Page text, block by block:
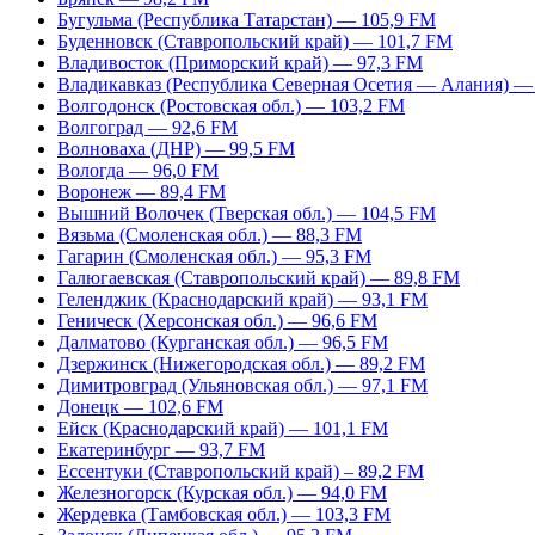
Бугульма (Республика Татарстан) — 105,9 FM
Буденновск (Ставропольский край) — 101,7 FM
Владивосток (Приморский край) — 97,3 FM
Владикавказ (Республика Северная Осетия — Алания)
Волгодонск (Ростовская обл.) — 103,2 FM
Волгоград — 92,6 FM
Волноваха (ДНР) — 99,5 FM
Вологда — 96,0 FM
Воронеж — 89,4 FM
Вышний Волочек (Тверская обл.) — 104,5 FM
Вязьма (Смоленская обл.) — 88,3 FM
Гагарин (Смоленская обл.) — 95,3 FM
Галюгаевская (Ставропольский край) — 89,8 FM
Геленджик (Краснодарский край) — 93,1 FM
Геническ (Херсонская обл.) — 96,6 FM
Далматово (Курганская обл.) — 96,5 FM
Дзержинск (Нижегородская обл.) — 89,2 FM
Димитровград (Ульяновская обл.) — 97,1 FM
Донецк — 102,6 FM
Ейск (Краснодарский край) — 101,1 FM
Екатеринбург — 93,7 FM
Ессентуки (Ставропольский край) – 89,2 FM
Железногорск (Курская обл.) — 94,0 FM
Жердевка (Тамбовская обл.) — 103,3 FM